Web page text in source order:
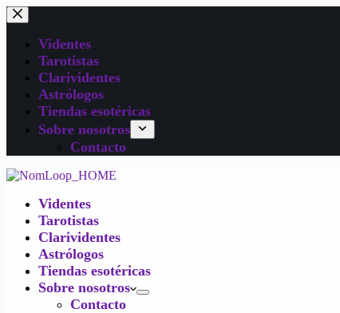
Videntes
Tarotistas
Clarividentes
Astrólogos
Tiendas esotéricas
Sobre nosotros
Contacto
Videntes
Tarotistas
Clarividentes
Astrólogos
Tiendas esotéricas
Sobre nosotros
Contacto